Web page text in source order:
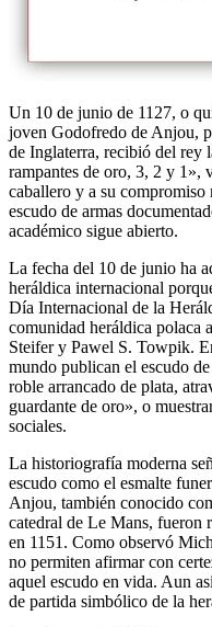
Un 10 de junio de 1127, o
joven Godofredo de Anjou,
de Inglaterra, recibió del rey
rampantes de oro, 3, 2 y 1 »,
caballero y a su
escudo de armas
académico sigue abierto.
La fecha del 10 de junio ha
heráldica internacional
Día Internacional de la
comunidad heráldica polaca
Steifer y Pawel S. Towpik.
mundo publican el escudo
roble arrancado de plata,
guardante de oro», o
sociales.
La historiografía moderna
escudo como el esmalte
Anjou, también conocido
catedral de Le Mans, fueron
en 1151. Como observó
no permiten afirmar con
aquel escudo en vida. Aun
de partida simbólico de la